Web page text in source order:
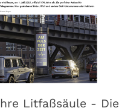
Litfaßsäule - Die